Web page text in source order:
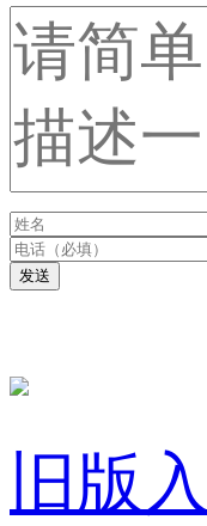
发送
旧版